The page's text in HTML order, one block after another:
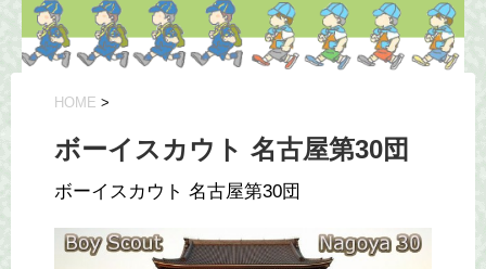
HOME >
ボーイスカウト 名古屋第30団
ボーイスカウト 名古屋第30団